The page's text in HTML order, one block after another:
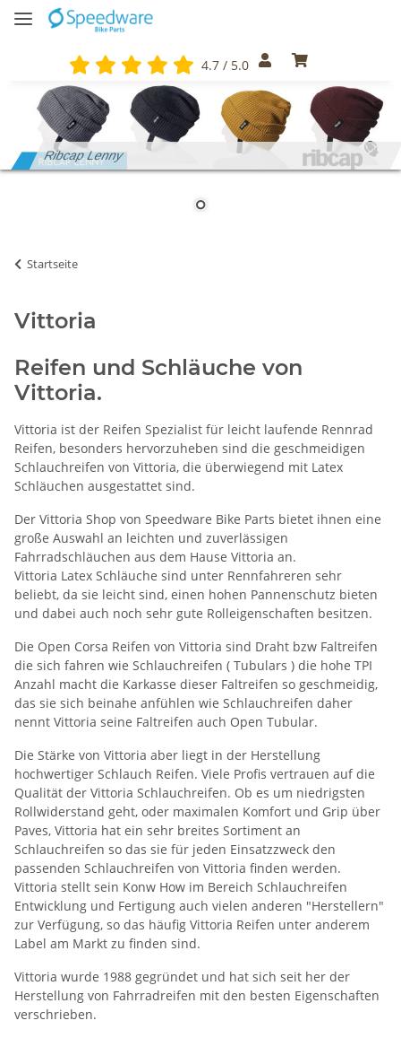
4.7 / 5.0
Ribcap Lenny
Startseite
Vittoria
Reifen und Schläuche von
Vittoria.
Vittoria ist der Reifen Spezialist für leicht laufende Rennrad
Reifen, besonders hervorzuheben sind die geschmeidigen
Schlauchreifen von Vittoria, die überwiegend mit Latex
Schläuchen ausgestattet sind.
Der Vittoria Shop von Speedware Bike Parts bietet ihnen eine
große Auswahl an leichten und zuverlässigen
Fahrradschläuchen aus dem Hause Vittoria an.
Vittoria Latex Schläuche sind unter Rennfahreren sehr
beliebt, da sie leicht sind, einen hohen Pannenschutz bieten
und dabei auch noch sehr gute Rolleigenschaften besitzen.
Die Open Corsa Reifen von Vittoria sind Draht bzw Faltreifen
die sich fahren wie Schlauchreifen ( Tubulars ) die hohe TPI
Anzahl macht die Karkasse dieser Faltreifen so geschmeidig,
das sie sich beinahe anfühlen wie Schlauchreifen daher
nennt Vittoria seine Faltreifen auch Open Tubular.
Die Stärke von Vittoria aber liegt in der Herstellung
hochwertiger Schlauch Reifen. Viele Profis vertrauen auf die
Qualität der Vittoria Schlauchreifen. Ob es um niedrigsten
Rollwiderstand geht, oder maximalen Komfort und Grip über
Paves, Vittoria hat ein sehr breites Sortiment an
Schlauchreifen so das sie für jeden Einsatzzweck den
passenden Schlauchreifen von Vittoria finden werden.
Vittoria stellt sein Konw How im Bereich Schlauchreifen
Entwicklung und Fertigung auch vielen anderen "Herstellern"
zur Verfügung, so das häufig Vittoria Reifen unter anderem
Label am Markt zu finden sind.
Vittoria wurde 1988 gegründet und hat sich seit her der
Herstellung von Fahrradreifen mit den besten Eigenschaften
verschrieben.